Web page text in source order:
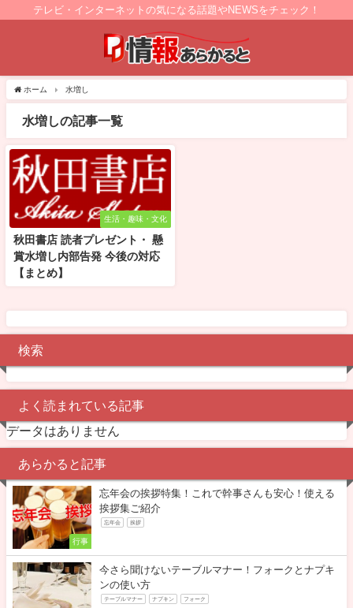
テレビ・インターネットの気になる話題やNEWSをチェック！
ホーム 水増し
水増しの記事一覧
生活・趣味・文化
秋田書店 読者プレゼント・ 懸
賞水増し内部告発 今後の対応
【まとめ】
検索
よく読まれている記事
データはありません
あらかると記事
行事
忘年会の挨拶特集！これで幹事さんも安心！使える
挨拶集ご紹介
忘年会 挨拶
今さら聞けないテーブルマナー！フォークとナプキ
ンの使い方
テーブルマナー ナプキン フォーク